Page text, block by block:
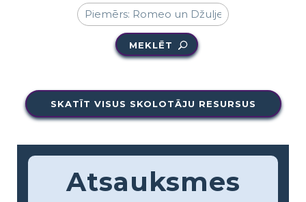
MEKLĒT
SKATĪT VISUS SKOLOTĀJU RESURSUS
Atsauksmes